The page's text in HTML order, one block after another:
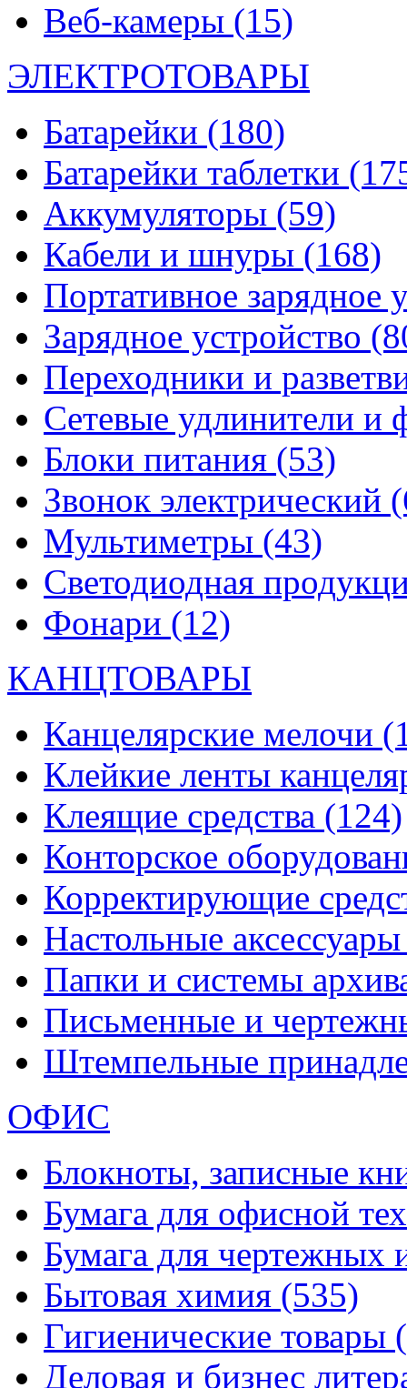
Веб-камеры (15)
ЭЛЕКТРОТОВАРЫ
Батарейки (180)
Батарейки таблетки
Аккумуляторы (59)
Кабели и шнуры (168)
Портативное зарядное
Зарядное устройство
Переходники и
Сетевые удлинители и
Блоки питания (53)
Звонок электрический
Мультиметры (43)
Светодиодная
Фонари (12)
КАНЦТОВАРЫ
Канцелярские мелочи
Клейкие ленты
Клеящие средства (124)
Конторское
Корректирующие
Настольные
Папки и системы
Письменные и
Штемпельные
ОФИС
Блокноты, записные
Бумага для офисной
Бумага для чертежных
Бытовая химия (535)
Гигиенические товары
Деловая и бизнес